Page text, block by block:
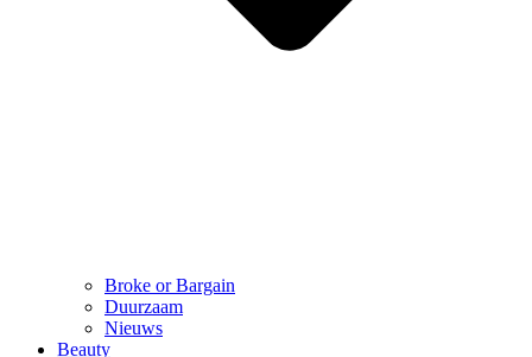
Broke or Bargain
Duurzaam
Nieuws
Beauty